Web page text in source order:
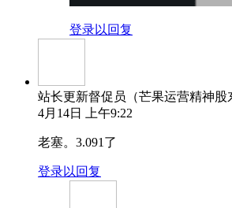
登录以回复
站长更新督促员（芒果运营精神股
4月14日 上午9:22
老塞。3.091了
登录以回复